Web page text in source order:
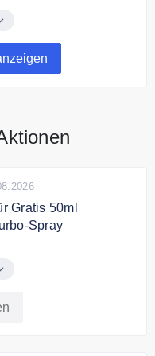
Gratis 50ml
Spray
BRUNOX Turbo-